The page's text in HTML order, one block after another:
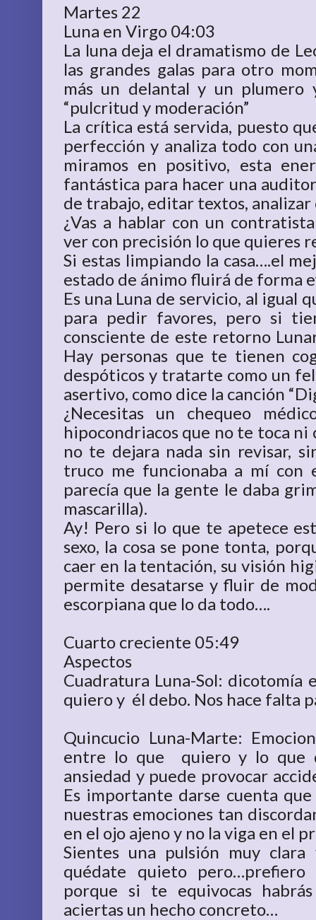
Martes 22
Luna en Virgo 04:03
La luna deja el dramatismo de
las grandes galas para otro
más un delantal y un plumero
“pulcritud y moderación”
La crítica está servida, puesto
perfección y analiza todo con
miramos en positivo, esta
fantástica para hacer una
de trabajo, editar textos,
¿Vas a hablar con un
ver con precisión lo que quieres
Si estas limpiando la casa….el
estado de ánimo fluirá de forma
Es una Luna de servicio, al igual
para pedir favores, pero si
consciente de este retorno
Hay personas que te tienen
despóticos y tratarte como un
asertivo, como dice la canción
¿Necesitas un chequeo
hipocondriacos que no te toca ni
no te dejara nada sin revisar,
truco me funcionaba a mí con
parecía que la gente le daba
mascarilla).
Ay! Pero si lo que te apetece
sexo, la cosa se pone tonta,
caer en la tentación, su visión
permite desatarse y fluir de
escorpiana que lo da todo….
Cuarto creciente 05:49
Aspectos
Cuadratura Luna-Sol:
quiero y él debo. Nos hace falta
Quincucio Luna-Marte:
entre lo que quiero y lo que
ansiedad y puede provocar
Es importante darse cuenta
nuestras emociones tan
en el ojo ajeno y no la viga en el
Sientes una pulsión muy
quédate quieto
porque si te equivocas
aciertas un hecho concreto…